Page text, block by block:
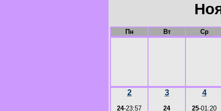
Пн Вт Ср
2
24-23:57
3
24
4
25-01:20